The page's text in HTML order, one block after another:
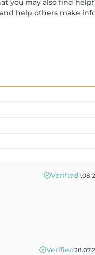
you may also find
help others make
Verified
Verified